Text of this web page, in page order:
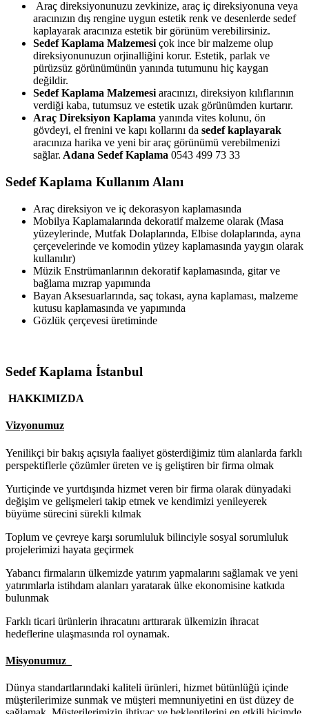
Araç direksiyonunuzu zevkinize, araç iç direksiyonuna veya
aracınızın dış rengine uygun estetik renk ve desenlerde sedef
kaplayarak aracınıza estetik bir görünüm verebilirsiniz.
Sedef Kaplama Malzemesi çok ince bir malzeme olup
direksiyonunuzun orjinalliğini korur. Estetik, parlak ve
pürüzsüz görünümünün yanında tutumunu hiç kaygan
değildir.
Sedef Kaplama Malzemesi aracınızı, direksiyon kılıflarının
verdiği kaba, tutumsuz ve estetik uzak görünümden kurtarır.
Araç Direksiyon Kaplama yanında vites kolunu, ön
gövdeyi, el frenini ve kapı kollarını da sedef kaplayarak
aracınıza harika ve yeni bir araç görünümü verebilmenizi
sağlar. Adana Sedef Kaplama 0543 499 73 33
Sedef Kaplama Kullanım Alanı
Araç direksiyon ve iç dekorasyon kaplamasında
Mobilya Kaplamalarında dekoratif malzeme olarak (Masa
yüzeylerinde, Mutfak Dolaplarında, Elbise dolaplarında, ayna
çerçevelerinde ve komodin yüzey kaplamasında yaygın olarak
kullanılır)
Müzik Enstrümanlarının dekoratif kaplamasında, gitar ve
bağlama mızrap yapımında
Bayan Aksesuarlarında, saç tokası, ayna kaplaması, malzeme
kutusu kaplamasında ve yapımında
Gözlük çerçevesi üretiminde
Sedef Kaplama İstanbul
HAKKIMIZDA
Vizyonumuz
Yenilikçi bir bakış açısıyla faaliyet gösterdiğimiz tüm alanlarda farklı
perspektiflerle çözümler üreten ve iş geliştiren bir firma olmak
Yurtiçinde ve yurtdışında hizmet veren bir firma olarak dünyadaki
değişim ve gelişmeleri takip etmek ve kendimizi yenileyerek
büyüme sürecini sürekli kılmak
Toplum ve çevreye karşı sorumluluk bilinciyle sosyal sorumluluk
projelerimizi hayata geçirmek
Yabancı firmaların ülkemizde yatırım yapmalarını sağlamak ve yeni
yatırımlarla istihdam alanları yaratarak ülke ekonomisine katkıda
bulunmak
Farklı ticari ürünlerin ihracatını arttırarak ülkemizin ihracat
hedeflerine ulaşmasında rol oynamak.
Misyonumuz
Dünya standartlarındaki kaliteli ürünleri, hizmet bütünlüğü içinde
müşterilerimize sunmak ve müşteri memnuniyetini en üst düzey de